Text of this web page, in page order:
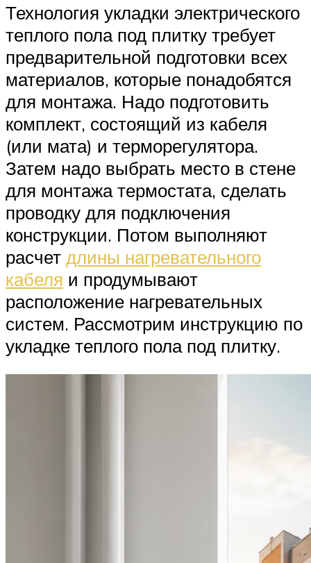
Технология укладки электрического
теплого пола под плитку требует
предварительной подготовки всех
материалов, которые понадобятся
для монтажа. Надо подготовить
комплект, состоящий из кабеля
(или мата) и терморегулятора.
Затем надо выбрать место в стене
для монтажа термостата, сделать
проводку для подключения
конструкции. Потом выполняют
расчет длины нагревательного
кабеля и продумывают
расположение нагревательных
систем. Рассмотрим инструкцию по
укладке теплого пола под плитку.